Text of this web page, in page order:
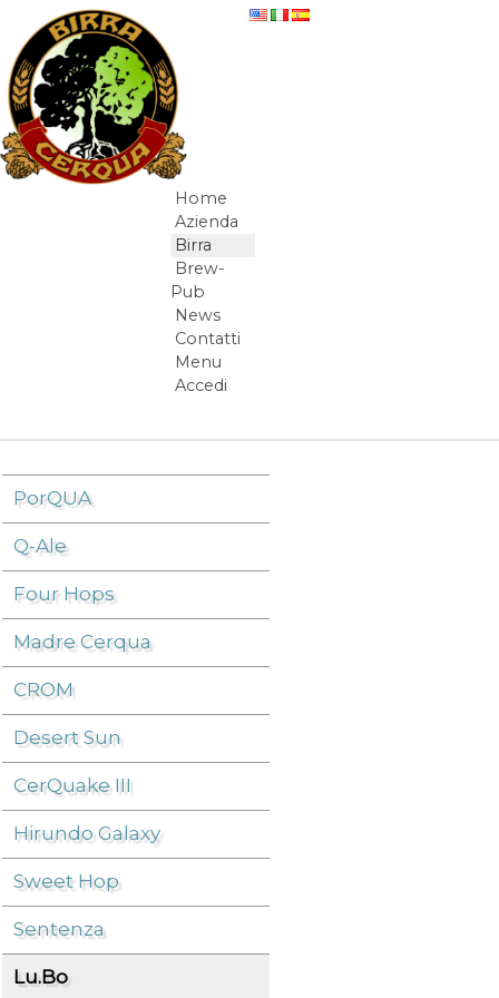
Salta al contenuto
Navigazione
Home
Azienda
Birra
Brew-
Pub
News
Contatti
Menu
Accedi
Elementi Navigazione
Birra / Lu.Bo
PorQUA
Q-Ale
Four Hops
Madre Cerqua
CROM
Desert Sun
CerQuake III
Hirundo Galaxy
Sweet Hop
Sentenza
Lu.Bo